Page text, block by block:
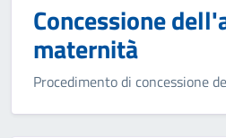
Concessione
maternità
Procedimento di concessione